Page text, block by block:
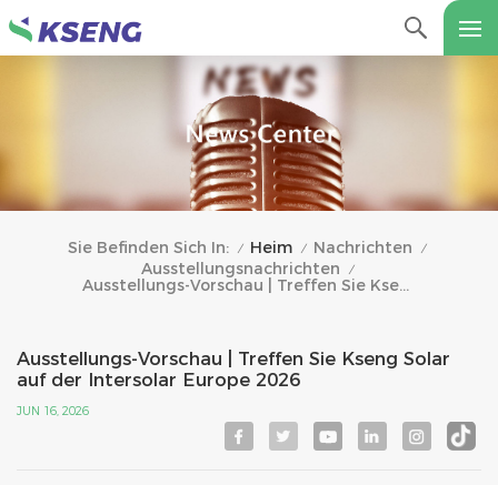
Sie Befinden Sich In: / Heim / Nachrichten /
Ausstellungsnachrichten /
Ausstellungs-Vorschau | Treffen Sie Kseng Solar Auf Der Intersolar Europe 2026
Ausstellungs-Vorschau | Treffen Sie Kseng Solar
auf der Intersolar Europe 2026
JUN 16, 2026